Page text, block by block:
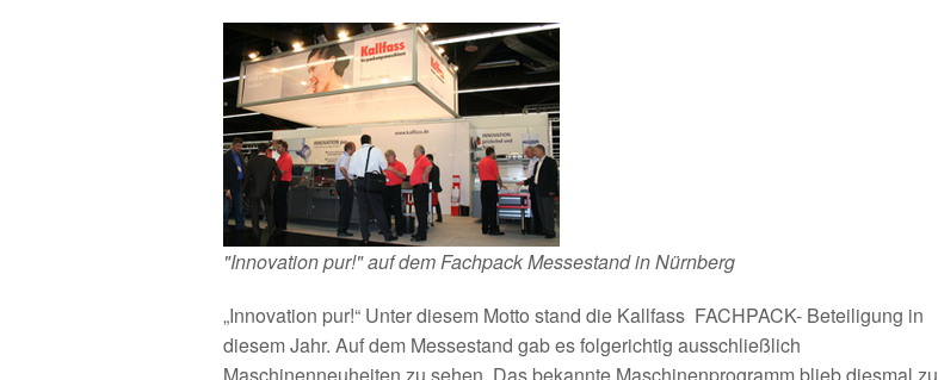
"Innovation pur!" auf dem Fachpack Messestand in Nürnberg
„Innovation pur!“ Unter diesem Motto stand die Kallfass FACHPACK- Beteiligung in
diesem Jahr. Auf dem Messestand gab es folgerichtig ausschließlich